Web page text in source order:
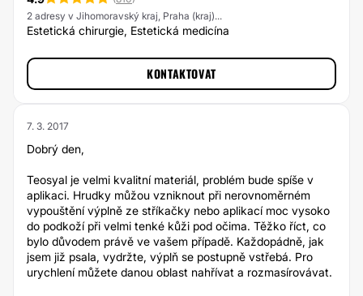
2 adresy v Jihomoravský kraj, Praha (kraj)...
Estetická chirurgie, Estetická medicína
KONTAKTOVAT
7. 3. 2017
Dobrý den,
Teosyal je velmi kvalitní materiál, problém bude spíše v
aplikaci. Hrudky můžou vzniknout při nerovnoměrném
vypouštění výplně ze stříkačky nebo aplikací moc vysoko
do podkoží při velmi tenké kůži pod očima. Těžko říct, co
bylo důvodem právě ve vašem případě. Každopádně, jak
jsem již psala, vydržte, výplň se postupně vstřebá. Pro
urychlení můžete danou oblast nahřívat a rozmasírovávat.